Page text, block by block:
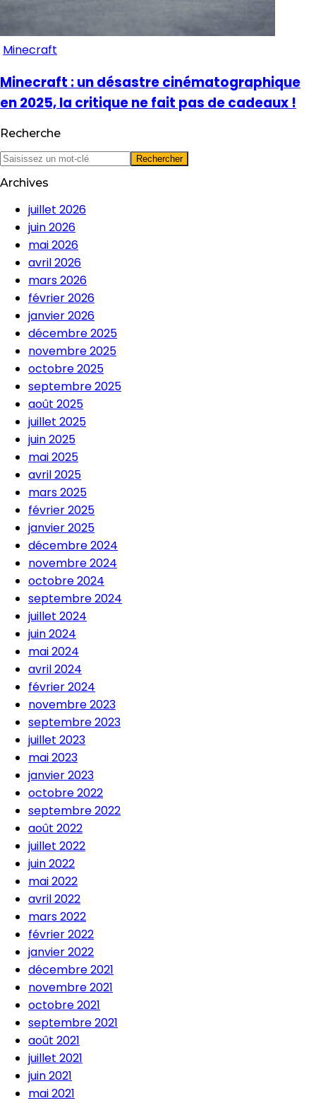
Minecraft
Minecraft : un désastre cinématographique
en 2025, la critique ne fait pas de cadeaux !
Recherche
Archives
juillet 2026
juin 2026
mai 2026
avril 2026
mars 2026
février 2026
janvier 2026
décembre 2025
novembre 2025
octobre 2025
septembre 2025
août 2025
juillet 2025
juin 2025
mai 2025
avril 2025
mars 2025
février 2025
janvier 2025
décembre 2024
novembre 2024
octobre 2024
septembre 2024
juillet 2024
juin 2024
mai 2024
avril 2024
février 2024
novembre 2023
septembre 2023
juillet 2023
mai 2023
janvier 2023
octobre 2022
septembre 2022
août 2022
juillet 2022
juin 2022
mai 2022
avril 2022
mars 2022
février 2022
janvier 2022
décembre 2021
novembre 2021
octobre 2021
septembre 2021
août 2021
juillet 2021
juin 2021
mai 2021